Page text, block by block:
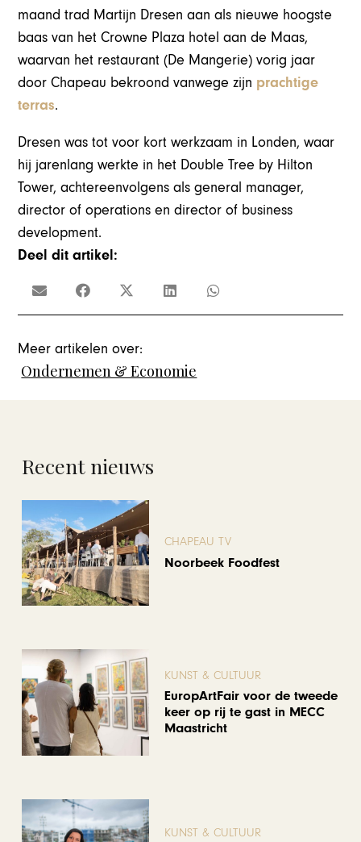
maand trad Martijn Dresen aan als nieuwe hoogste
baas van het Crowne Plaza hotel aan de Maas,
waarvan het restaurant (De Mangerie) vorig jaar
door Chapeau bekroond vanwege zijn prachtige
terras.
Dresen was tot voor kort werkzaam in Londen, waar
hij jarenlang werkte in het Double Tree by Hilton
Tower, achtereenvolgens als general manager,
director of operations en director of business
development.
Deel dit artikel:
Meer artikelen over:
Ondernemen & Economie
Recent nieuws
CHAPEAU TV
Noorbeek Foodfest
KUNST & CULTUUR
EuropArtFair voor de tweede
keer op rij te gast in MECC
Maastricht
KUNST & CULTUUR